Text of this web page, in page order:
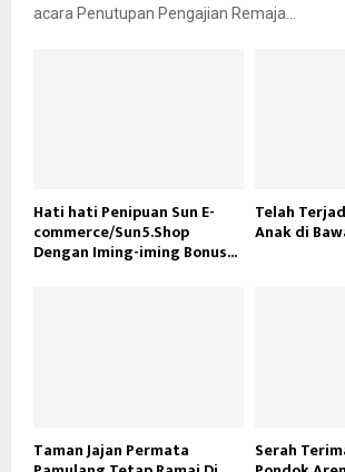
acara Penutupan Pengajian Remaja...
Hati hati Penipuan Sun E-
commerce/Sun5.Shop
Dengan Iming-iming Bonus...
Telah
Anak di
Taman Jajan Permata Serah